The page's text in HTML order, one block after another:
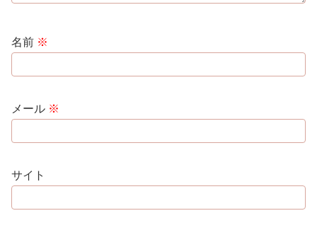
名前 ※
メール ※
サイト